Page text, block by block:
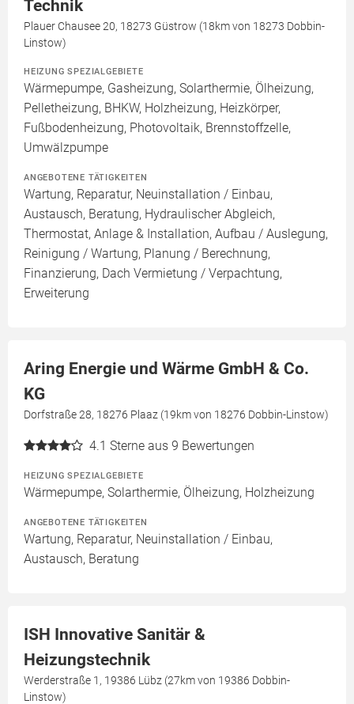
Technik
Plauer Chausee 20, 18273 Güstrow (18km von 18273 Dobbin-
Linstow)
HEIZUNG SPEZIALGEBIETE
Wärmepumpe, Gasheizung, Solarthermie, Ölheizung,
Pelletheizung, BHKW, Holzheizung, Heizkörper,
Fußbodenheizung, Photovoltaik, Brennstoffzelle,
Umwälzpumpe
ANGEBOTENE TÄTIGKEITEN
Wartung, Reparatur, Neuinstallation / Einbau,
Austausch, Beratung, Hydraulischer Abgleich,
Thermostat, Anlage & Installation, Aufbau / Auslegung,
Reinigung / Wartung, Planung / Berechnung,
Finanzierung, Dach Vermietung / Verpachtung,
Erweiterung
Aring Energie und Wärme GmbH & Co.
KG
Dorfstraße 28, 18276 Plaaz (19km von 18276 Dobbin-Linstow)
4.1 Sterne aus 9 Bewertungen
HEIZUNG SPEZIALGEBIETE
Wärmepumpe, Solarthermie, Ölheizung, Holzheizung
ANGEBOTENE TÄTIGKEITEN
Wartung, Reparatur, Neuinstallation / Einbau,
Austausch, Beratung
ISH Innovative Sanitär &
Heizungstechnik
Werderstraße 1, 19386 Lübz (27km von 19386 Dobbin-
Linstow)